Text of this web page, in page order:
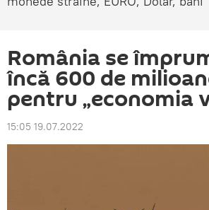
România se
încă 600 de
pentru „economia
15:05 19.07.2022